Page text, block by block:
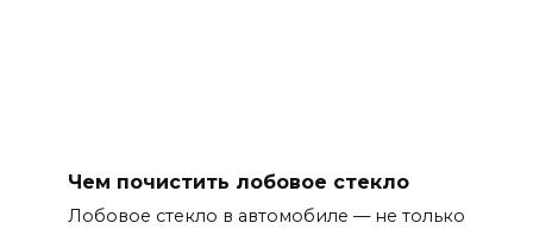
Чем почистить лобовое стекло
Лобовое стекло в автомобиле — не только